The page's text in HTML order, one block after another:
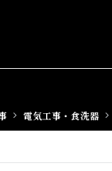
電気工事・食洗器